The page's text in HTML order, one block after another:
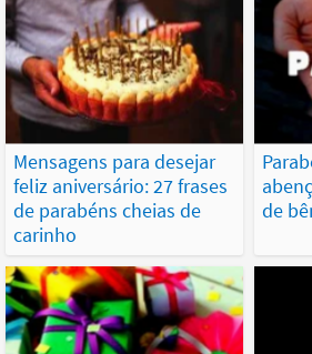
Mensagens para desejar
feliz aniversário: 27 frases
de parabéns cheias de
carinho
de